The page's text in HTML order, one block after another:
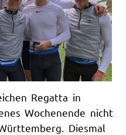
Regatta in
Wochenende nicht
Diesmal